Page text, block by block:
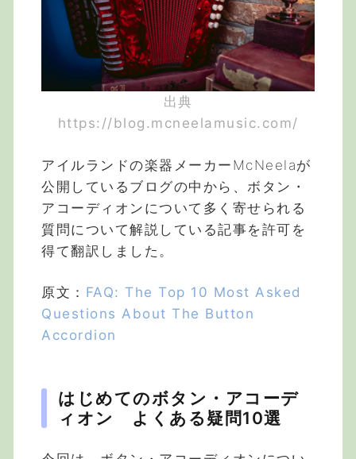
出典
https://blog.mcneelamusic.com/
アイルランドの楽器メーカーMcNeelaが
公開しているブログの中から、ボタン・
アコーディオンについて多く寄せられる
質問について解説している記事を許可を
得て翻訳しました。
原文： FAQ: The Top 10 Most Asked
Questions About The Button
Accordion
はじめてのボタン・アコーデ
ィオン よくある疑問10選